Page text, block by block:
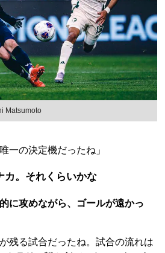
Matsumoto
一の決定機だったね」
カ。それくらいかな
攻めながら、ゴールが遠かっ
残る試合だったね。試合の流れは